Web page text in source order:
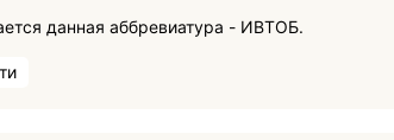
На данной странице вы сможете узнать как расшифровывается данная аббревиатура - ИВТОБ.